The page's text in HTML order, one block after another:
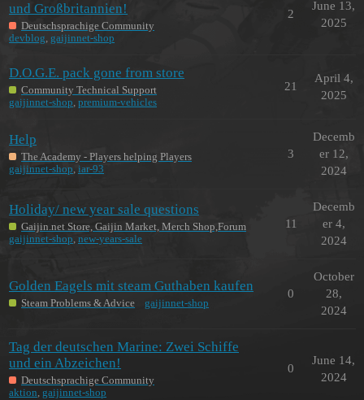
und Großbritannien!
Deutschsprachige Community
devblog, gaijinnet-shop
2
June 13,
2025
D.O.G.E. pack gone from store
Community Technical Support
gaijinnet-shop, premium-vehicles
21
April 4,
2025
Help
The Academy - Players helping Players
gaijinnet-shop, iar-93
3
Decemb
er 12,
2024
Holiday/ new year sale questions
Gaijin.net Store, Gaijin Market, Merch Shop,Forum
gaijinnet-shop, new-years-sale
11
Decemb
er 4,
2024
Golden Eagels mit steam Guthaben kaufen
Steam Problems & Advice gaijinnet-shop
0
October
28,
2024
Tag der deutschen Marine: Zwei Schiffe
und ein Abzeichen!
Deutschsprachige Community
aktion, gaijinnet-shop
0
June 14,
2024